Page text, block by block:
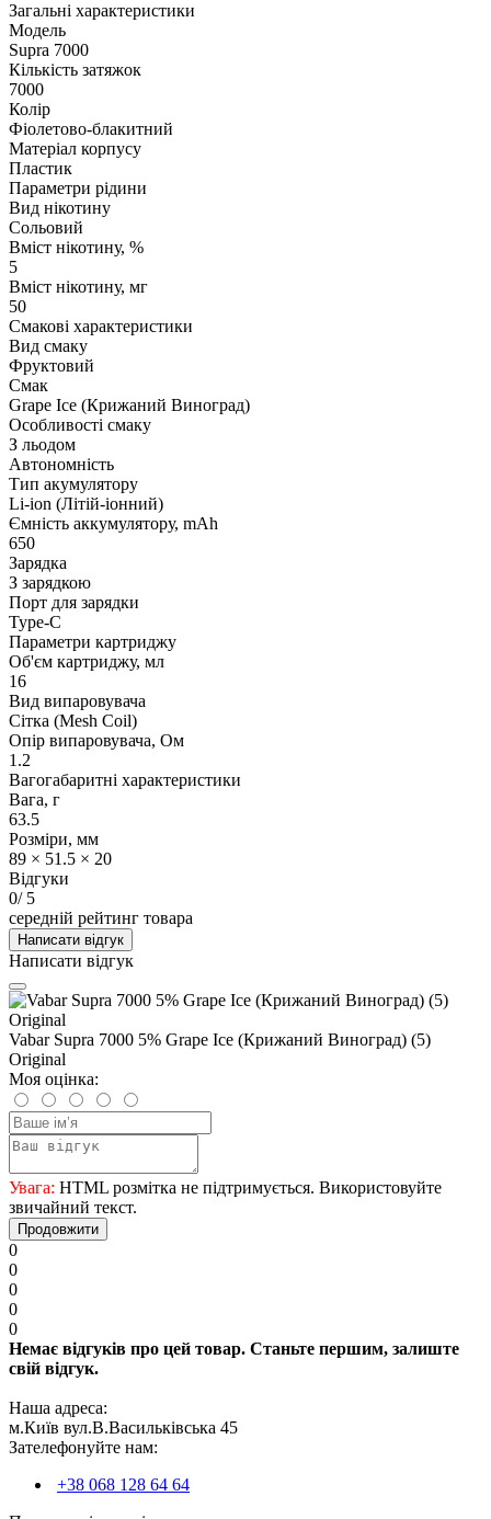
Загальні характеристики
Модель
Supra 7000
Кількість затяжок
7000
Колір
Фіолетово-блакитний
Матеріал корпусу
Пластик
Параметри рідини
Вид нікотину
Сольовий
Вміст нікотину, %
5
Вміст нікотину, мг
50
Смакові характеристики
Вид смаку
Фруктовий
Смак
Grape Ice (Крижаний Виноград)
Особливості смаку
З льодом
Автономність
Тип акумулятору
Li-ion (Літій-іонний)
Ємність аккумулятору, mAh
650
Зарядка
З зарядкою
Порт для зарядки
Type-C
Параметри картриджу
Об'єм картриджу, мл
16
Вид випаровувача
Сітка (Mesh Coil)
Опір випаровувача, Ом
1.2
Вагогабаритні характеристики
Вага, г
63.5
Розміри, мм
89 × 51.5 × 20
Відгуки
0/ 5
середній рейтинг товара
Написати відгук
Написати відгук
Vabar Supra 7000 5% Grape Ice (Крижаний Виноград) (5)
Original
Моя оцінка:
Увага: HTML розмітка не підтримується. Використовуйте
звичайний текст.
Продовжити
0
0
0
0
0
Немає відгуків про цей товар. Станьте першим, залиште
свій відгук.
Наша адреса:
м.Київ вул.В.Васильківська 45
Зателефонуйте нам:
+38 068 128 64 64